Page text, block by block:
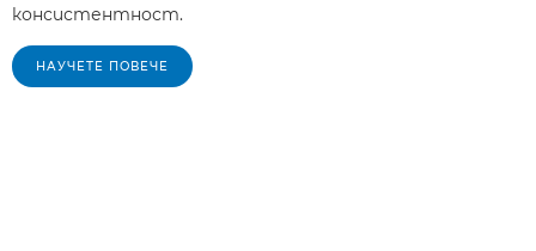
консистентност.
НАУЧЕТЕ ПОВЕЧЕ